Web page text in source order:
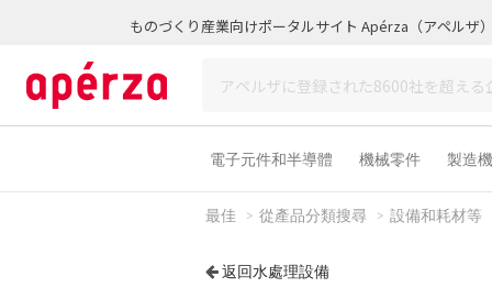
ものづくり産業向けポータルサイト Apérza（アペルザ）
電子元件和半導體 機械零件 製造機
最佳 從產品分類搜尋 設備和耗材等
返回水處理設備